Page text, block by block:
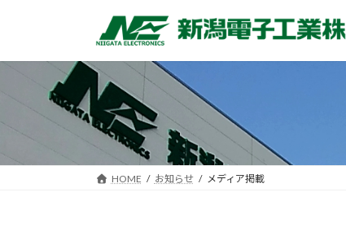
ス
ッ
ン
移
HOME お知らせ メディア掲載